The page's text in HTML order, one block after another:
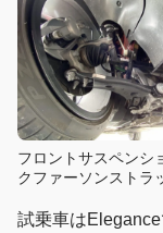
フロントサスペンシ
クファーソンストラ
試乗車は